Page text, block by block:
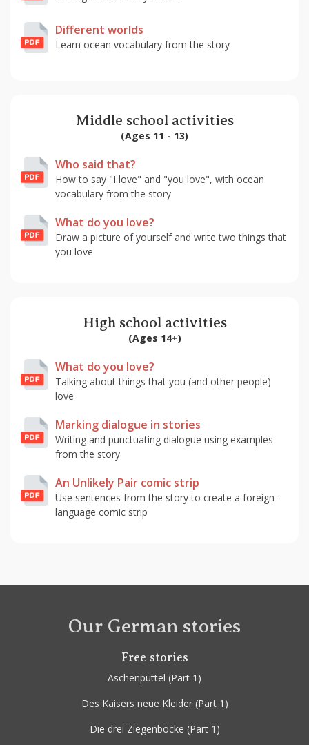
Different worlds
Learn ocean vocabulary from the story
Middle school activities
(Ages 11 - 13)
Who said that?
How to say "I love" and "you love", with ocean
vocabulary from the story
What do you love?
Draw a picture of yourself and write two things that
you love
High school activities
(Ages 14+)
What do you love?
Talking about things that you (and other people)
love
Marking dialogue in stories
Writing and punctuating dialogue using examples
from the story
An Unlikely Pair comic strip
Use sentences from the story to create a foreign-
language comic strip
Our German stories
Free stories
Aschenputtel (Part 1)
Des Kaisers neue Kleider(Part 1)
Die drei Ziegenböcke (Part 1)